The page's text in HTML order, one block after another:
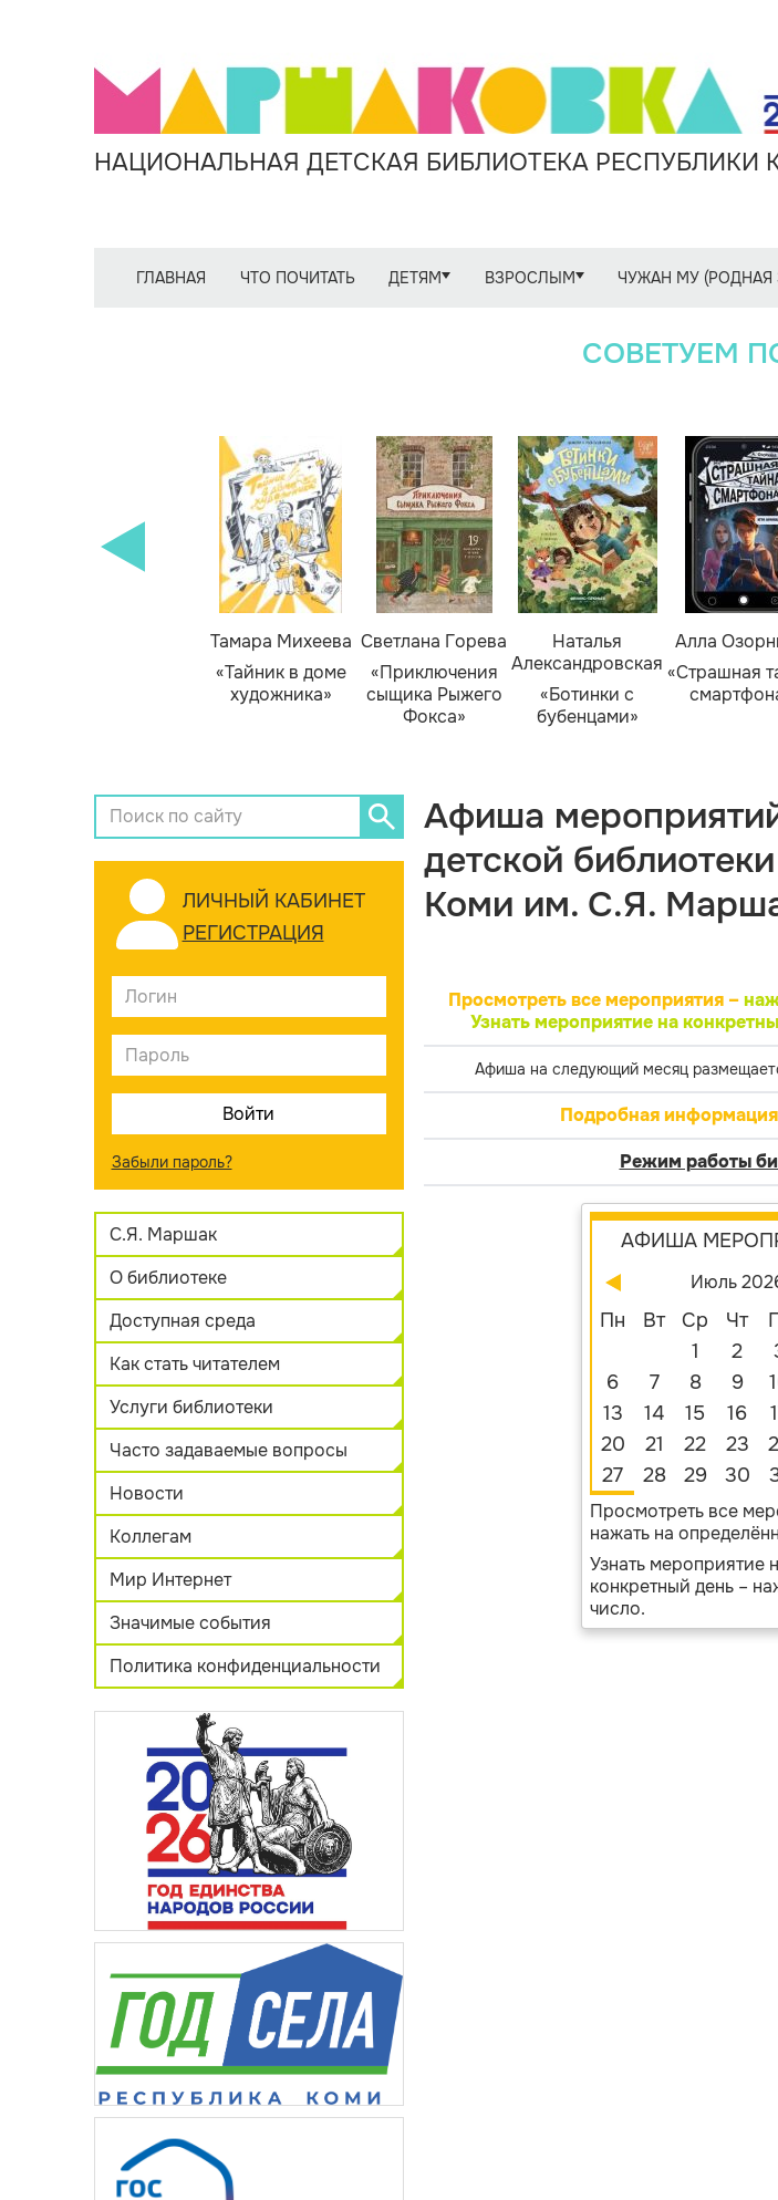
НАЦИОНАЛЬНАЯ ДЕТСКАЯ БИБЛИОТЕКА
ГЛАВНАЯ ЧТО ПОЧИТАТЬ ДЕТЯМ ВЗРОСЛЫМ ЧУЖАН МУ (РОДНАЯ
СОВЕТУЕМ
Тамара Михеева
«Тайник в доме
художника»
Светлана Горева
«Приключения
сыщика Рыжего
Фокса»
Наталья
Александровская
«Ботинки с
бубенцами»
Алла
«Страшная
ЛИЧНЫЙ КАБИНЕТ
РЕГИСТРАЦИЯ
Забыли пароль?
С.Я. Маршак
О библиотеке
Доступная среда
Как стать читателем
Услуги библиотеки
Часто задаваемые вопросы
Новости
Коллегам
Мир Интернет
Значимые события
Политика конфиденциальности
Афиша
детской
Коми им. С.Я.
Просмотреть все мероприятия –
Узнать мероприятие на
Афиша на следующий месяц
Подробная
Режим работы
АФИША
Июль
Пн Вт Ср Чт
1
2
6
7 8 9
13
14 15 16
20
21 22 23
27
28 29 30
Просмотреть все
нажать на
Узнать мероприятие
конкретный день –
число.